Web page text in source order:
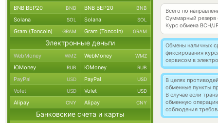
Всего по
Суммарный резерв
Курс обмена BCH/
Обмены наличных
фиксирования
сервисом в
В целях
обменные пункты
В случае если
обменную
соблюдения
BNB BEP20 BNB BNB BEP20 BNB
Solana SOL Solana SOL
Gram (Toncoin) GRAM Gram (Toncoin) GRAM
Электронные деньги
WebMoney WMZ WebMoney WMZ
ЮMoney RUB ЮMoney RUB
PayPal USD PayPal USD
Volet USD Volet USD
Alipay CNY Alipay CNY
Банковские счета и карты